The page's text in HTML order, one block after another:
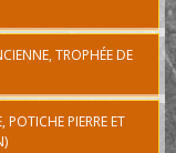
TROPHÉE DE
POTICHE PIERRE ET